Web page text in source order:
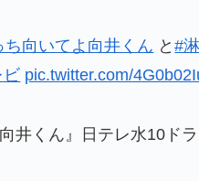
ち向いてよ向井くん と#
ビ pic.twitter.com/
井くん』日テレ水10ド